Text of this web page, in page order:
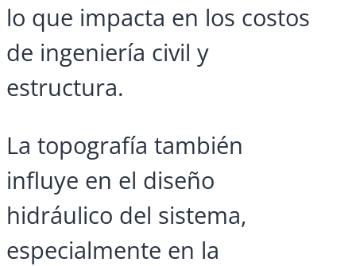
lo que impacta en los costos
de ingeniería civil y
estructura.
La topografía también
influye en el diseño
hidráulico del sistema,
especialmente en la